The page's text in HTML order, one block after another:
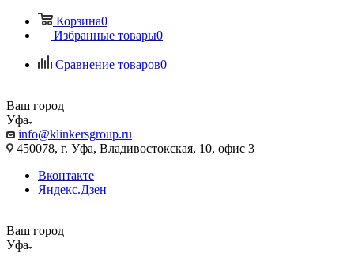
Корзина0
Избранные товары0
Сравнение товаров0
Ваш город
Уфа
info@klinkersgroup.ru
450078, г. Уфа, Владивостокская, 10, офис 3
Вконтакте
Яндекс.Дзен
Ваш город
Уфа